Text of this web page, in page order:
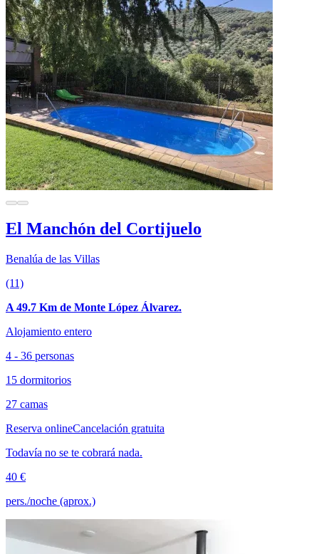
El Manchón del Cortijuelo
Benalúa de las Villas
(11)
A 49.7 Km de Monte López Álvarez.
Alojamiento entero
4 - 36 personas
15 dormitorios
27 camas
Reserva onlineCancelación gratuita
Todavía no se te cobrará nada.
40 €
pers./noche (aprox.)